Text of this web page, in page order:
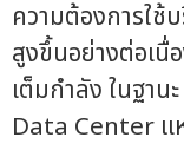
ความต้องการใช้
สูงขึ้นอย่างต่อเนื่
เต็มกำลัง ในฐา
Data Center แ